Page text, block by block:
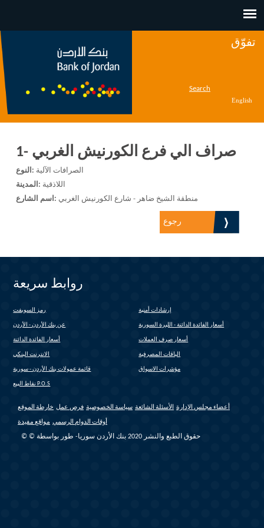
تفوّق
Search
English
صراف الي فرع الكورنيش الغربي -1
النوع: الصرافات الآلية
المدينة: اللاذقية
اسم الشارع: منطقة الشيخ ضاهر - شارع الكورنيش الغربي
رجوع
روابط سريعة
رمز السويفت إرشادات أمنية
عن بنك الأردن - الأردن أسعار الفائدة الدائنة - الليرة السورية
أسعار الفائدة الدائنة أسعار صرف العملات
الانترنت البنكي الباقات المصرفية
قائمة عمولات بنك الأردن - سورية مؤشرات الاسواق
نقاط البيع P.O.S
خارطة الموقع فرص عمل سياسة الخصوصية الأسئلة الشائعة أعضاء مجلس الإدارة
مواقع مفيدة أوقات الدوام الرسمي
© © حقوق الطبع والنشر 2020 بنك الأردن سوريا- طور بواسطة